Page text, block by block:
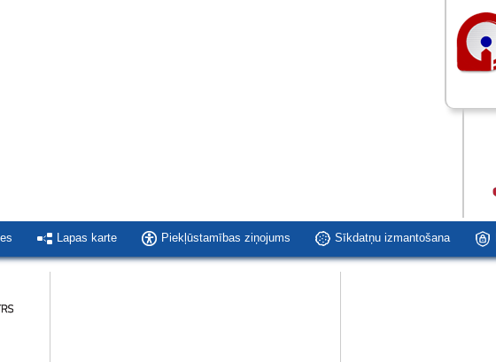
Lapas karte Piekļūstamības ziņojums Sīkdatņu izmantošana